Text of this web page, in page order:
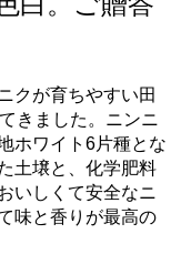
クが育ちやすい田
きました。ニンニ
ホワイト6片種とな
土壌と、化学肥料
いしくて安全なニ
味と香りが最高の